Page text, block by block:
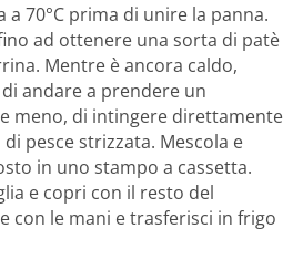
70°C prima di unire la panna.
ad ottenere una sorta di patè
Mentre è ancora caldo,
andare a prendere un
meno, di intingere direttamente
pesce strizzata. Mescola e
in uno stampo a cassetta.
e copri con il resto del
con le mani e trasferisci in frigo